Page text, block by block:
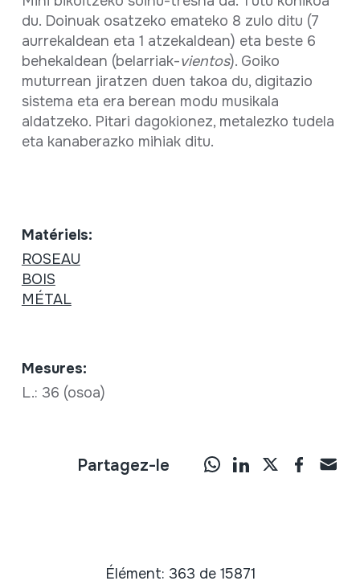
du. Doinuak osatzeko emateko 8 zulo ditu (7
aurrekaldean eta 1 atzekaldean) eta beste 6
behekaldean (belarriak-vientos). Goiko
muturrean jiratzen duen takoa du, digitazio
sistema eta era berean modu musikala
aldatzeko. Pitari dagokionez, metalezko tudela
eta kanaberazko mihiak ditu.
Matériels:
ROSEAU
BOIS
MÉTAL
Mesures:
L.: 36 (osoa)
Partagez-le
Élément: 363 de 15871